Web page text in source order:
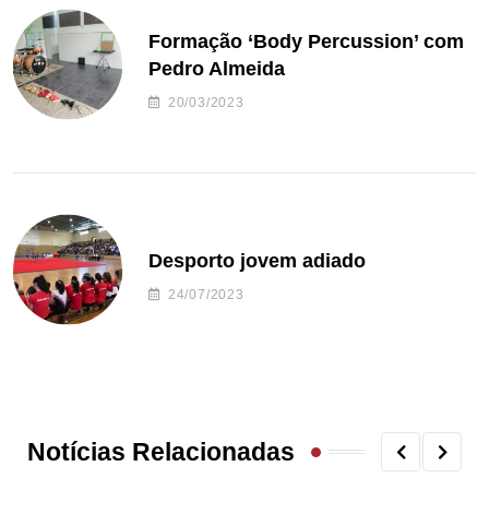
Formação ‘Body Percussion’ com
Pedro Almeida
20/03/2023
Desporto jovem adiado
24/07/2023
Notícias Relacionadas